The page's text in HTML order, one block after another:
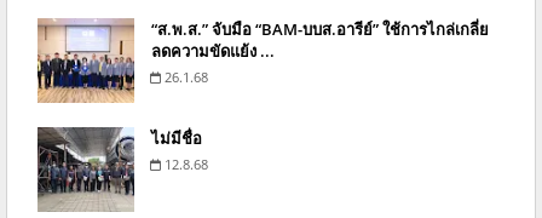
“ส.พ.ส.” จับมือ “BAM-บบส.อารีย์” ใช้การไกล่เกลี่ย
ลดความขัดแย้ง ...
26.1.68
ไม่มีชื่อ
12.8.68